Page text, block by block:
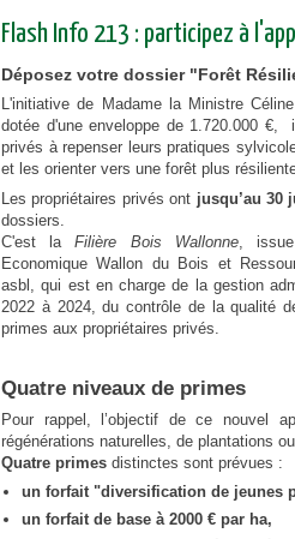
Flash Info 213 : participez à
Déposez votre dossier "Forêt
L'initiative de Madame la Ministre
dotée d'une enveloppe de 1.720.000 €,
privés à repenser leurs pratiques
et les orienter vers une forêt plus
Les propriétaires privés ont jusqu’au 30
dossiers.
C'est laFilière Bois Wallonne,
Economique Wallon du Bois et
asbl, qui est en charge de la gestion
2022 à 2024, du contrôle de la qualité
primes aux propriétaires privés.
Quatre niveaux de primes
Pour rappel, l’objectif de ce nouvel
régénérations naturelles, de plantations
Quatre primes distinctes sont prévues :
un forfait "diversification de jeunes
un forfait de base à 2000 € par ha,